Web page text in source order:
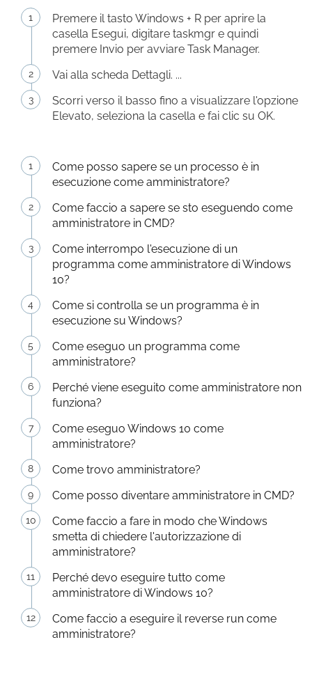
Premere il tasto Windows + R per aprire la
casella Esegui, digitare taskmgr e quindi
premere Invio per avviare Task Manager.
Vai alla scheda Dettagli. ...
Scorri verso il basso fino a visualizzare l'opzione
Elevato, seleziona la casella e fai clic su OK.
Come posso sapere se un processo è in
esecuzione come amministratore?
Come faccio a sapere se sto eseguendo come
amministratore in CMD?
Come interrompo l'esecuzione di un
programma come amministratore di Windows
10?
Come si controlla se un programma è in
esecuzione su Windows?
Come eseguo un programma come
amministratore?
Perché viene eseguito come amministratore non
funziona?
Come eseguo Windows 10 come
amministratore?
Come trovo amministratore?
Come posso diventare amministratore in CMD?
Come faccio a fare in modo che Windows
smetta di chiedere l'autorizzazione di
amministratore?
Perché devo eseguire tutto come
amministratore di Windows 10?
Come faccio a eseguire il reverse run come
amministratore?